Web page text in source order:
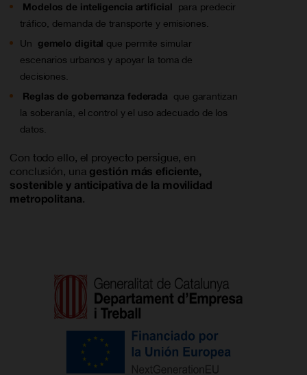
Modelos de inteligencia artificial para predecir
tráfico, demanda de transporte y emisiones.
Un gemelo digital que permite simular
escenarios urbanos y apoyar la toma de
decisiones.
Reglas de gobernanza federada que garantizan
la soberanía, el control y el uso adecuado de los
datos.
Con todo ello, el proyecto persigue, en
conclusión, una gestión más eficiente,
sostenible y anticipativa de la movilidad
metropolitana.